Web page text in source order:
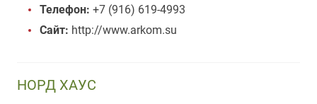
Телефон: +7 (916) 619-4993
Сайт: http://www.arkom.su
НОРД ХАУС